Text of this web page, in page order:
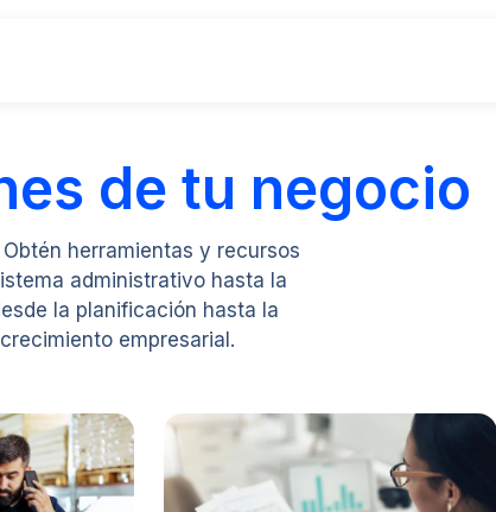
de tu negocio
herramientas y recursos
administrativo hasta la
la planificación hasta la
empresarial.